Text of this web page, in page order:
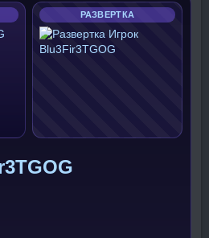
РАЗВЕРТКА